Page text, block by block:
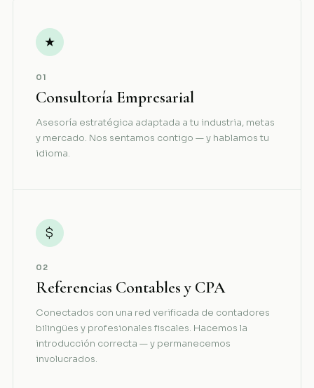
★
01
Consultoría Empresarial
Asesoría estratégica adaptada a tu industria, metas
y mercado. Nos sentamos contigo — y hablamos tu
idioma.
$
02
Referencias Contables y CPA
Conectados con una red verificada de contadores
bilingües y profesionales fiscales. Hacemos la
introducción correcta — y permanecemos
involucrados.